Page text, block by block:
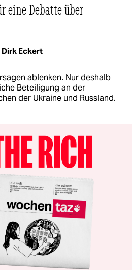
eine Debatte über
Dirk Eckert
ablenken. Nur deshalb
Beteiligung an der
der Ukraine und Russland.